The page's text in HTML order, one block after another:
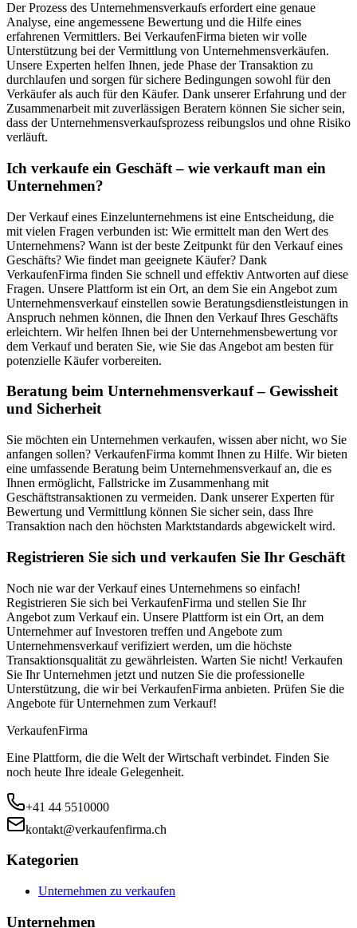
Der Prozess des Unternehmensverkaufs erfordert eine genaue
Analyse, eine angemessene Bewertung und die Hilfe eines
erfahrenen Vermittlers. Bei VerkaufenFirma bieten wir volle
Unterstützung bei der Vermittlung von Unternehmensverkäufen.
Unsere Experten helfen Ihnen, jede Phase der Transaktion zu
durchlaufen und sorgen für sichere Bedingungen sowohl für den
Verkäufer als auch für den Käufer. Dank unserer Erfahrung und der
Zusammenarbeit mit zuverlässigen Beratern können Sie sicher sein,
dass der Unternehmensverkaufsprozess reibungslos und ohne Risiko
verläuft.
Ich verkaufe ein Geschäft – wie verkauft man ein
Unternehmen?
Der Verkauf eines Einzelunternehmens ist eine Entscheidung, die
mit vielen Fragen verbunden ist: Wie ermittelt man den Wert des
Unternehmens? Wann ist der beste Zeitpunkt für den Verkauf eines
Geschäfts? Wie findet man geeignete Käufer? Dank
VerkaufenFirma finden Sie schnell und effektiv Antworten auf diese
Fragen. Unsere Plattform ist ein Ort, an dem Sie ein Angebot zum
Unternehmensverkauf einstellen sowie Beratungsdienstleistungen in
Anspruch nehmen können, die Ihnen den Verkauf Ihres Geschäfts
erleichtern. Wir helfen Ihnen bei der Unternehmensbewertung vor
dem Verkauf und beraten Sie, wie Sie das Angebot am besten für
potenzielle Käufer vorbereiten.
Beratung beim Unternehmensverkauf – Gewissheit
und Sicherheit
Sie möchten ein Unternehmen verkaufen, wissen aber nicht, wo Sie
anfangen sollen? VerkaufenFirma kommt Ihnen zu Hilfe. Wir bieten
eine umfassende Beratung beim Unternehmensverkauf an, die es
Ihnen ermöglicht, Fallstricke im Zusammenhang mit
Geschäftstransaktionen zu vermeiden. Dank unserer Experten für
Bewertung und Vermittlung können Sie sicher sein, dass Ihre
Transaktion nach den höchsten Marktstandards abgewickelt wird.
Registrieren Sie sich und verkaufen Sie Ihr Geschäft
Noch nie war der Verkauf eines Unternehmens so einfach!
Registrieren Sie sich bei VerkaufenFirma und stellen Sie Ihr
Angebot zum Verkauf ein. Unsere Plattform ist ein Ort, an dem
Unternehmer auf Investoren treffen und Angebote zum
Unternehmensverkauf verifiziert werden, um die höchste
Transaktionsqualität zu gewährleisten. Warten Sie nicht! Verkaufen
Sie Ihr Unternehmen jetzt und nutzen Sie die professionelle
Unterstützung, die wir bei VerkaufenFirma anbieten. Prüfen Sie die
Angebote für Unternehmen zum Verkauf!
VerkaufenFirma
Eine Plattform, die die Welt der Wirtschaft verbindet. Finden Sie
noch heute Ihre ideale Gelegenheit.
+41 44 5510000
kontakt@verkaufenfirma.ch
Kategorien
Unternehmen zu verkaufen
Unternehmen